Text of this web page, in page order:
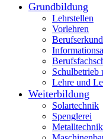
Grundbildung
Lehrstellen
Vorlehren
Schulbetrieb
Lehre und
Weiterbildung
Solartechnik
Spenglerei